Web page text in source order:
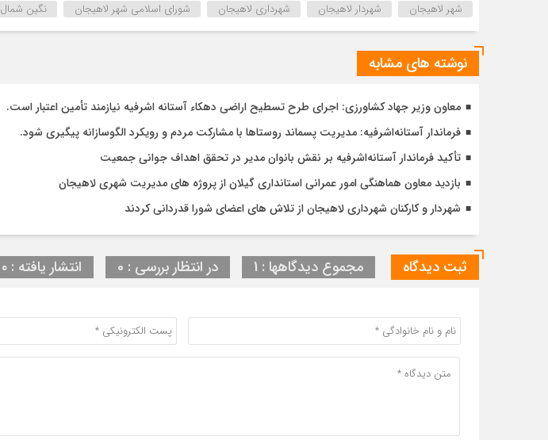
شهر لاهیجان شهردار لاهیجان شهرداری لاهیجان شورای اسلامی شهر لاهیجان نگین شمال
نوشته های مشابه
معاون وزیر جهاد کشاورزی: اجرای طرح تسطیح اراضی دهکاء آستانه اشرفیه نیازمند تأمین اعتبار است.
فرماندار آستانه‌اشرفیه: مدیریت پسماند روستاها با مشارکت مردم و رویکرد الگوسازانه پیگیری شود.
تأکید فرماندار آستانه‌اشرفیه بر نقش بانوان مدیر در تحقق اهداف جوانی جمعیت
بازدید معاون هماهنگی امور عمرانی استانداری گیلان از پروژه های مدیریت شهری لاهیجان
شهردار و کارکنان شهرداری لاهیجان از تلاش های اعضای شورا قدردانی کردند
ثبت دیدگاه مجموع دیدگاهها : 1 در انتظار بررسی : 0 انتشار یافته : ۰